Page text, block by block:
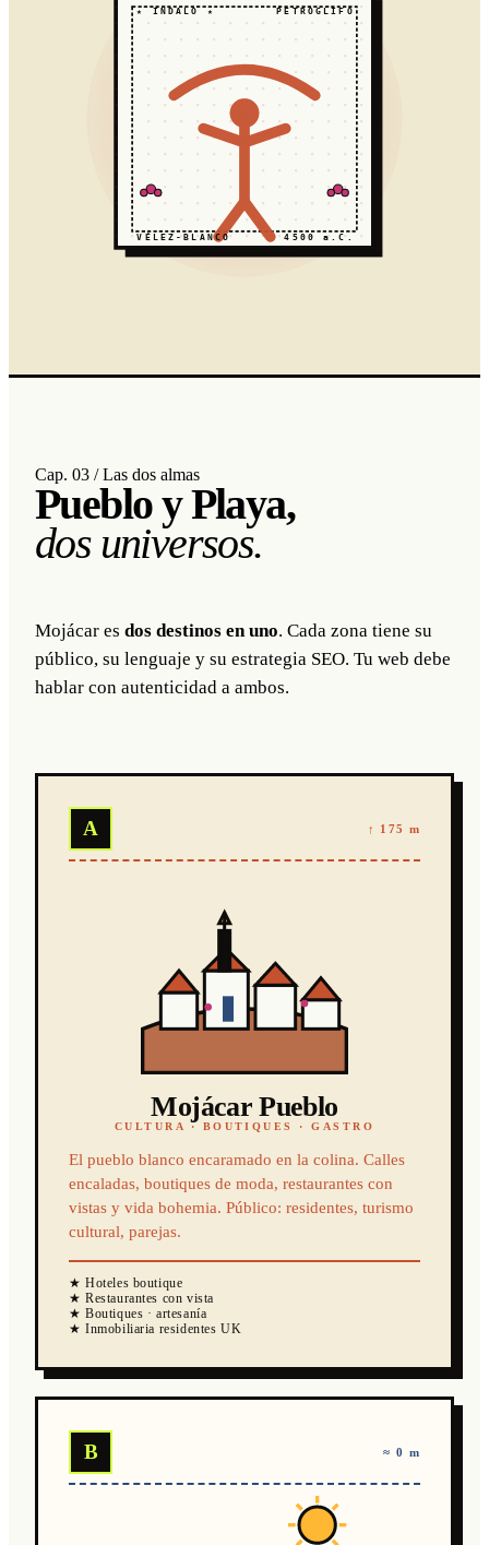
★ INDALO ★ PETROGLIFO
VÉLEZ-BLANCO 4500 a.C.
Cap. 03 / Las dos almas
Pueblo y Playa,
dos universos.
Mojácar es dos destinos en uno. Cada zona tiene su
público, su lenguaje y su estrategia SEO. Tu web debe
hablar con autenticidad a ambos.
A ↑ 175 m
Mojácar Pueblo
CULTURA · BOUTIQUES · GASTRO
El pueblo blanco encaramado en la colina. Calles
encaladas, boutiques de moda, restaurantes con
vistas y vida bohemia. Público: residentes, turismo
cultural, parejas.
★ Hoteles boutique
★ Restaurantes con vista
★ Boutiques · artesanía
★ Inmobiliaria residentes UK
B ≈ 0 m